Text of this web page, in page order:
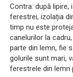
Contra: după
ferestrei, izolația
timp nu este
canelurilor la
parte din lemn, fie
golurile sunt mari,
ferestrele din lemn